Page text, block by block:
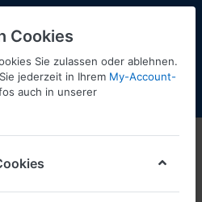
Shopaktualisierung
Cookies
Sie zulassen oder ablehnen.
jederzeit in Ihrem My-Account-
auch in unserer